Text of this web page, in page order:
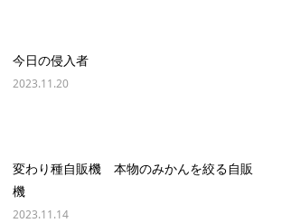
今日の侵入者
2023.11.20
変わり種自販機 本物のみかんを絞る自販
機
2023.11.14